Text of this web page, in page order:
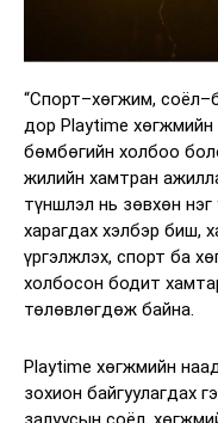
“Спорт–хөгжим,
дор Playtime
бөмбөгийн холбоо
жилийн хамтран
түншлэл нь зөвхөн
харагдах хэлбэр биш,
үргэлжлэх, спорт ба
холбосон бодит
төлөвлөгдөж байна.
Playtime хөгжмийн
зохион байгуулагдах